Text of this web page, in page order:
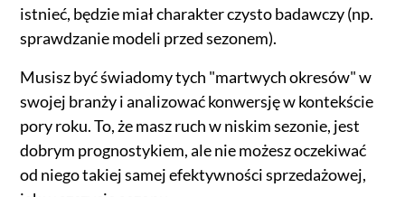
istnieć, będzie miał charakter czysto badawczy (np.
sprawdzanie modeli przed sezonem).
Musisz być świadomy tych "martwych okresów" w
swojej branży i analizować konwersję w kontekście
pory roku. To, że masz ruch w niskim sezonie, jest
dobrym prognostykiem, ale nie możesz oczekiwać
od niego takiej samej efektywności sprzedażowej,